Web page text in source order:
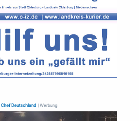
Chef Deutschland | Werbung